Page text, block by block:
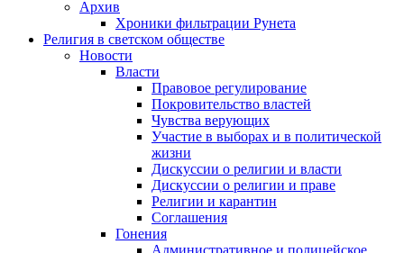
Архив
Хроники фильтрации Рунета
Религия в светском обществе
Новости
Власти
Правовое регулирование
Покровительство властей
Чувства верующих
Участие в выборах и в политической
жизни
Дискуссии о религии и власти
Дискуссии о религии и праве
Религии и карантин
Соглашения
Гонения
Административное и полицейское